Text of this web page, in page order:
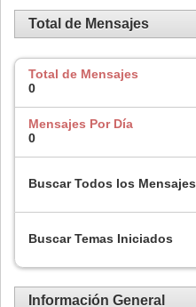
Total de Mensajes
Total de Mensajes
0
Mensajes Por Día
0
Buscar Todos los Mensajes
Buscar Temas Iniciados
Información General